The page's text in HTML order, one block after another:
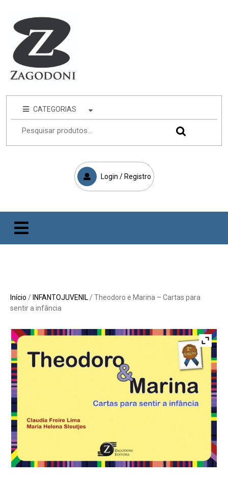
CATEGORIAS
Login / Registro
Início / INFANTOJUVENIL / Theodoro e Marina – Cartas para
sentir a infância